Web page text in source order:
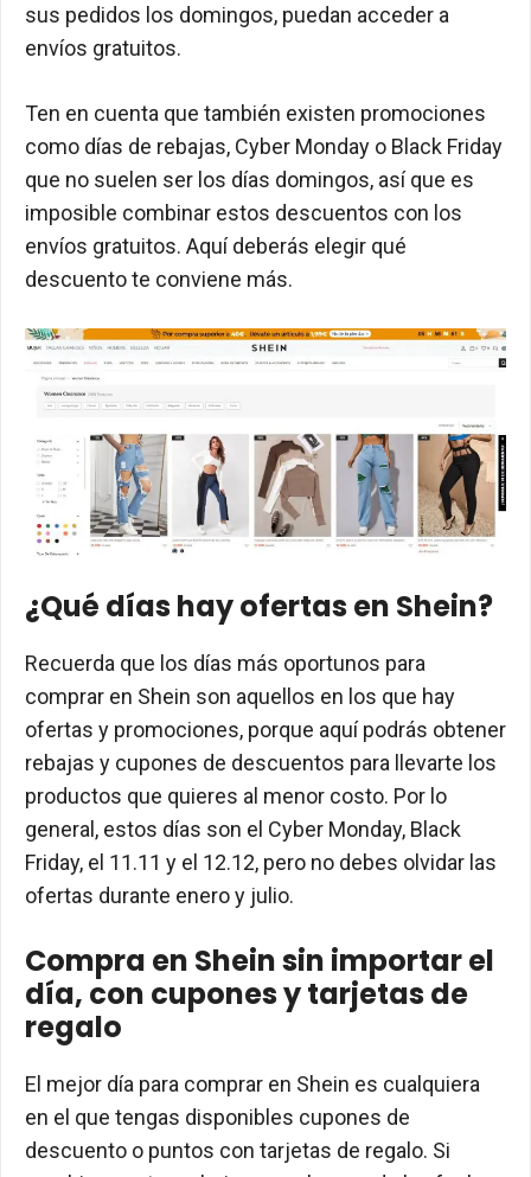
sus pedidos los domingos, puedan acceder a
envíos gratuitos.
Ten en cuenta que también existen promociones
como días de rebajas, Cyber Monday o Black Friday
que no suelen ser los días domingos, así que es
imposible combinar estos descuentos con los
envíos gratuitos. Aquí deberás elegir qué
descuento te conviene más.
¿Qué días hay ofertas en Shein?
Recuerda que los días más oportunos para
comprar en Shein son aquellos en los que hay
ofertas y promociones, porque aquí podrás obtener
rebajas y cupones de descuentos para llevarte los
productos que quieres al menor costo. Por lo
general, estos días son el Cyber Monday, Black
Friday, el 11.11 y el 12.12, pero no debes olvidar las
ofertas durante enero y julio.
Compra en Shein sin importar el
día, con cupones y tarjetas de
regalo
El mejor día para comprar en Shein es cualquiera
en el que tengas disponibles cupones de
descuento o puntos con tarjetas de regalo. Si